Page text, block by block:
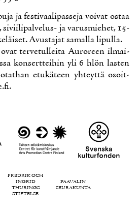
ja fes­ti­vaa­li­pas­se­ja voi­vat os­taa
ja va­rus­mie­het, 15-
Avus­ta­jat sa­mal­la li­pul­la.
ter­ve­tul­lei­ta Au­ro­reen il­mai­
kon­sert­tei­hin yli 6 hlön las­ten
etu­kä­teen yh­teyt­tä osoit­
FREDRIK OCH
INGRID
THURINGS
STIFTELSE
PAAVALIN
SEURAKUNTA